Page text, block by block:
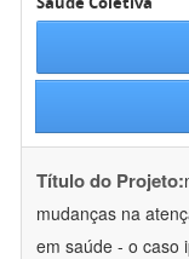
Título do Projeto:
mudanças na
em saúde - o caso